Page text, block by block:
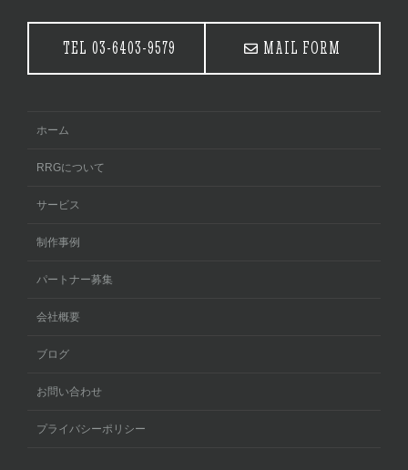
TEL 03-6403-9579 MAIL FORM
ホーム
RRGについて
サービス
制作事例
パートナー募集
会社概要
ブログ
お問い合わせ
プライバシーポリシー